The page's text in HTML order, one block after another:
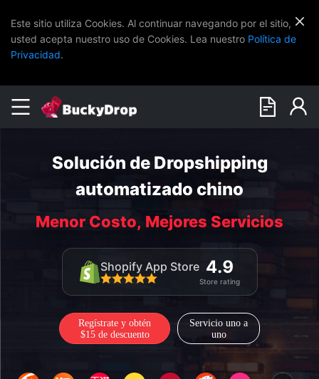
Este sitio utiliza Cookies. Al continuar navegando por el sitio,
usted acepta nuestro uso de Cookies. Lea nuestro Política de
Privacidad.
Solución de Dropshipping
automatizado chino
Menor Costo, Mejores Servicios
Shopify App Store 4.9
Store rating
Regístrate y obtén
$15 de descuento
Servicio uno a
uno